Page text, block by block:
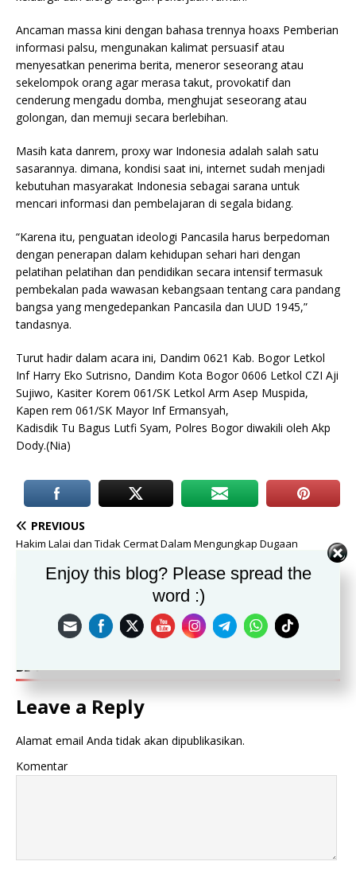
Ancaman massa kini dengan bahasa trennya hoaxs Pemberian
informasi palsu, mengunakan kalimat persuasif atau
menyesatkan penerima berita, meneror seseorang atau
sekelompok orang agar merasa takut, provokatif dan
cenderung mengadu domba, menghujat seseorang atau
golongan, dan memuji secara berlebihan.
Masih kata danrem, proxy war Indonesia adalah salah satu
sasarannya. dimana, kondisi saat ini, internet sudah menjadi
kebutuhan masyarakat Indonesia sebagai sarana untuk
mencari informasi dan pembelajaran di segala bidang.
“Karena itu, penguatan ideologi Pancasila harus berpedoman
dengan penerapan dalam kehidupan sehari hari dengan
pelatihan pelatihan dan pendidikan secara intensif termasuk
pembekalan pada wawasan kebangsaan tentang cara pandang
bangsa yang mengedepankan Pancasila dan UUD 1945,”
tandasnya.
Turut hadir dalam acara ini, Dandim 0621 Kab. Bogor Letkol
Inf Harry Eko Sutrisno, Dandim Kota Bogor 0606 Letkol CZI Aji
Sujiwo, Kasiter Korem 061/SK Letkol Arm Asep Muspida,
Kapen rem 061/SK Mayor Inf Ermansyah,
Kadisdik Tu Bagus Lutfi Syam, Polres Bogor diwakili oleh Akp
Dody.(Nia)
PREVIOUS
Hakim Lalai dan Tidak Cermat Dalam Mengungkap Dugaan
Bogor Fest 2019 DiGelar Stadion Pakansari Bogor
BE THE FIRST TO COMMENT
Leave a Reply
Alamat email Anda tidak akan dipublikasikan.
Komentar
Enjoy this blog? Please spread the
word :)